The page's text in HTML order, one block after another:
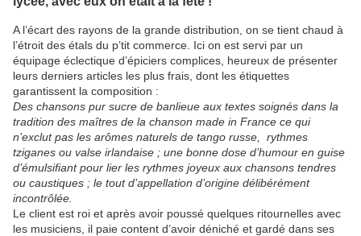
A l’écart des rayons de la grande distribution, on se tient chaud à
l’étroit des étals du p’tit commerce. Ici on est servi par un
équipage éclectique d’épiciers complices, heureux de présenter
leurs derniers articles les plus frais, dont les étiquettes
garantissent la composition :
Des chansons pur sucre de banlieue aux textes soignés dans la
tradition des maîtres de la chanson made in France ce qui
n’exclut pas les arômes naturels de tango russe, rythmes
tziganes ou valse irlandaise ; une bonne dose d’humour en guise
d’émulsifiant pour lier les rythmes joyeux aux chansons tendres
ou caustiques ; le tout d’appellation d’origine délibérément
incontrôlée.
Le client est roi et après avoir poussé quelques ritournelles avec
les musiciens, il paie content d’avoir déniché et gardé dans ses